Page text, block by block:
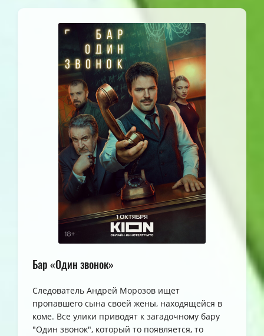
Бар «Один звонок»
Следователь Андрей Морозов ищет
пропавшего сына своей жены, находящейся в
коме. Все улики приводят к загадочному бару
"Один звонок", который то появляется, то